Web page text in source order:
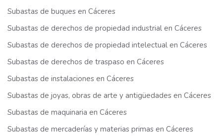
Subastas de buques en Cáceres
Subastas de derechos de propiedad industrial en Cáceres
Subastas de derechos de propiedad intelectual en Cáceres
Subastas de derechos de traspaso en Cáceres
Subastas de instalaciones en Cáceres
Subastas de joyas, obras de arte y antigüedades en Cáceres
Subastas de maquinaria en Cáceres
Subastas de mercaderías y materias primas en Cáceres